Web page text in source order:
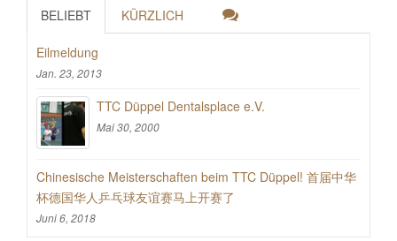
BELIEBT KÜRZLICH
Eilmeldung
Jan. 23, 2013
TTC Düppel Dentalsplace e.V.
Mai 30, 2000
Chinesische Meisterschaften beim TTC Düppel! 首届中华
杯德国华人乒乓球友谊赛马上开赛了
Juni 6, 2018